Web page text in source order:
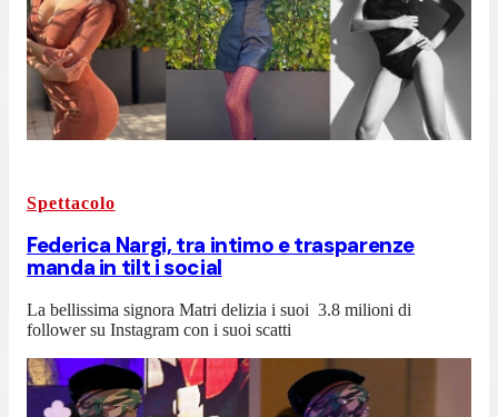
Spettacolo
Federica Nargi, tra intimo e trasparenze
manda in tilt i social
La bellissima signora Matri delizia i suoi 3.8 milioni di
follower su Instagram con i suoi scatti